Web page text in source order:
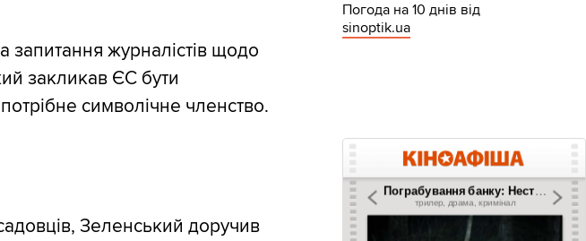
запитання журналістів щодо
закликав ЄС бути
символічне членство.
Зеленський доручив
Погода на 10 днів від
sinoptik.ua